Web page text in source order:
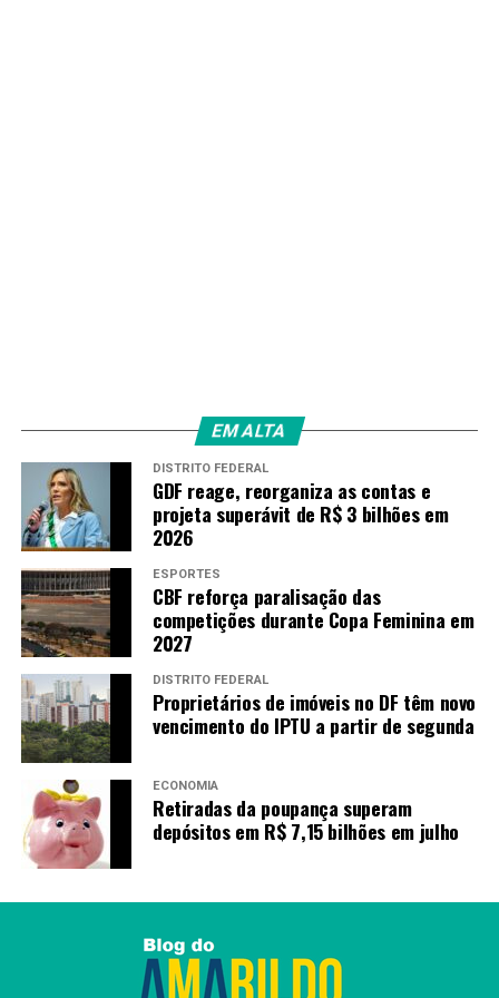
EM ALTA
DISTRITO FEDERAL
GDF reage, reorganiza as contas e
projeta superávit de R$ 3 bilhões em
2026
ESPORTES
CBF reforça paralisação das
competições durante Copa Feminina em
2027
DISTRITO FEDERAL
Proprietários de imóveis no DF têm novo
vencimento do IPTU a partir de segunda
ECONOMIA
Retiradas da poupança superam
depósitos em R$ 7,15 bilhões em julho